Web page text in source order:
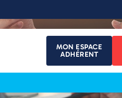
MON ESPACE
ADHÉRENT